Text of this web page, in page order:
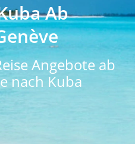
Ab
Angebote ab
nach Kuba